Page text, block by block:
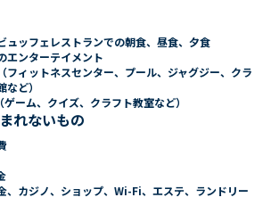
ュッフェレストランでの朝食、昼食、夕食
エンターテイメント
フィットネスセンター、プール、ジャグジー、クラ
ど）
ーム、クイズ、クラフト教室など）
れないもの
、カジノ、ショップ、Wi-Fi、エステ、ランドリー